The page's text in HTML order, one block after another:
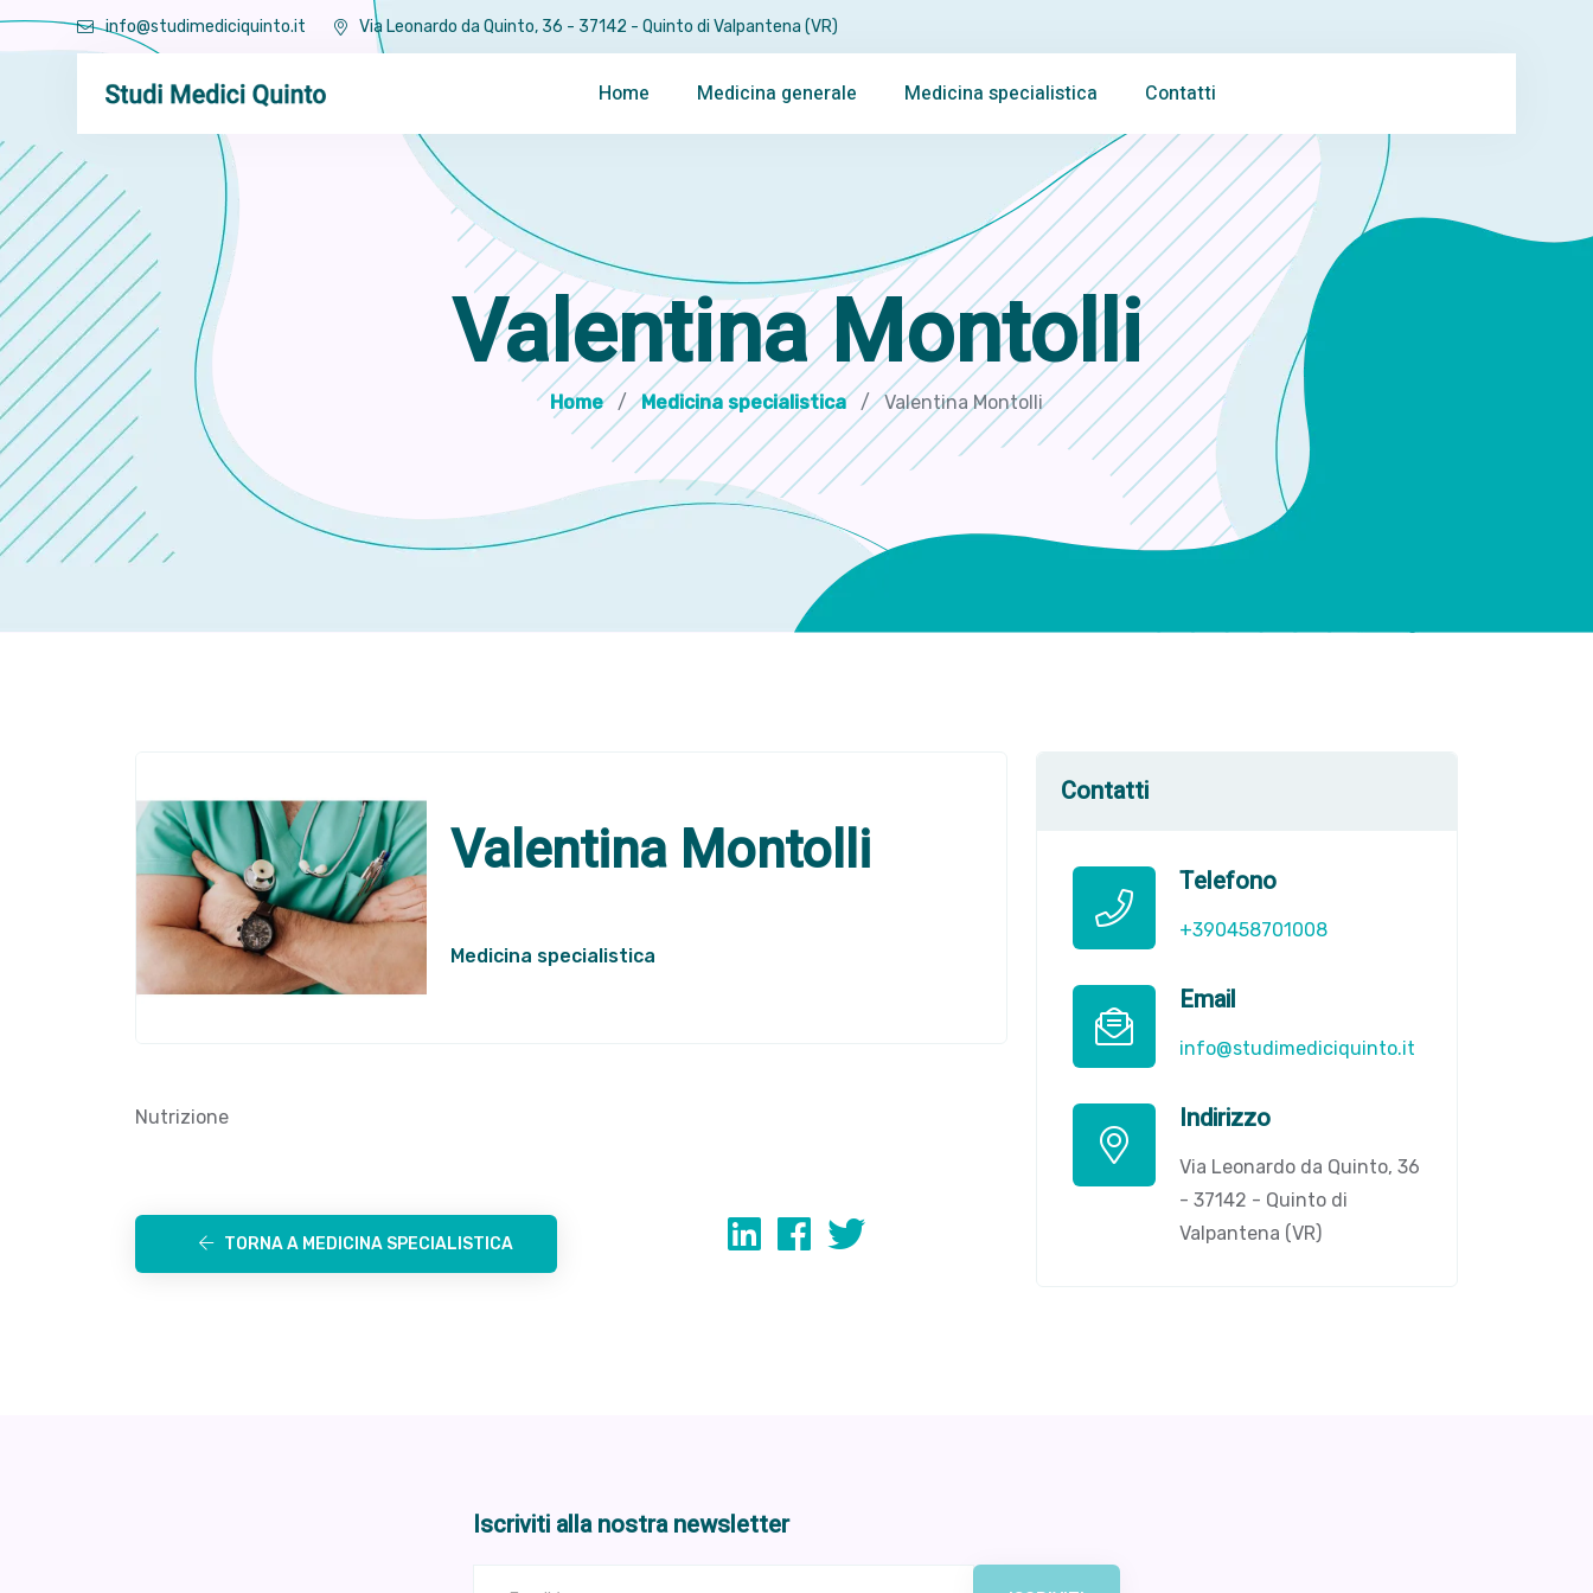
info@studimediciquinto.it Via Leonardo da Quinto, 36 - 37142 - Quinto di Valpantena (VR)
Home Medicina generale Medicina specialistica Contatti
Valentina Montolli
Home Medicina specialistica Valentina Montolli
Valentina Montolli
Medicina specialistica
Nutrizione
TORNA A MEDICINA SPECIALISTICA
Contatti
Telefono
+390458701008
Email
info@studimediciquinto.it
Indirizzo
Via Leonardo da Quinto, 36
- 37142 - Quinto di
Valpantena (VR)
Iscriviti alla nostra newsletter